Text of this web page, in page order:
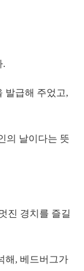
.
발급해 주었고,
의 날이다는 뜻
진 경치를 즐길
해, 베드버그가